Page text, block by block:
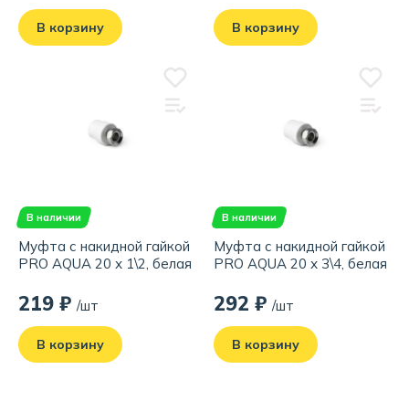
В корзину В корзину
В наличии
Муфта с накидной гайкой
PRO AQUA 20 х 1\2, белая
219 ₽ /шт
В корзину
В наличии
Муфта с накидной гайкой
PRO AQUA 20 х 3\4, белая
292 ₽ /шт
В корзину